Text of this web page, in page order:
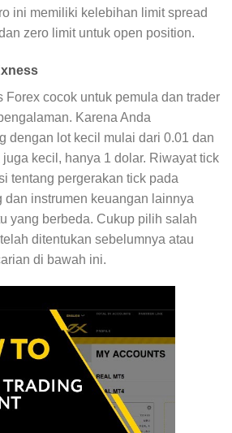
ini memiliki kelebihan limit spread
zero limit untuk open position.
Forex cocok untuk pemula dan trader
Karena Anda
dengan lot kecil mulai dari 0.01 dan
kecil, hanya 1 dolar. Riwayat tick
tentang pergerakan tick pada
dan instrumen keuangan lainnya
yang berbeda. Cukup pilih salah
ditentukan sebelumnya atau
di bawah ini.